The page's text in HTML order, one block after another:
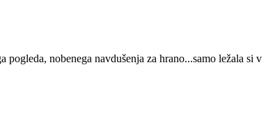
nobenega navdušenja za hrano...samo ležala si v